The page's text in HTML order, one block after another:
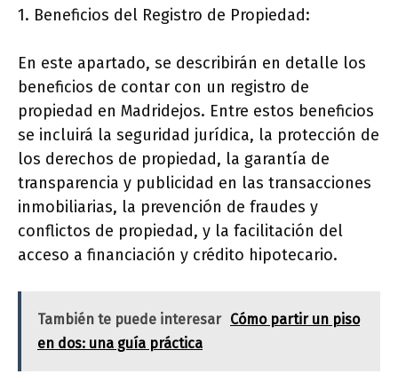
1. Beneficios del Registro de Propiedad:
En este apartado, se describirán en detalle los
beneficios de contar con un registro de
propiedad en Madridejos. Entre estos beneficios
se incluirá la seguridad jurídica, la protección de
los derechos de propiedad, la garantía de
transparencia y publicidad en las transacciones
inmobiliarias, la prevención de fraudes y
conflictos de propiedad, y la facilitación del
acceso a financiación y crédito hipotecario.
También te puede interesar Cómo partir un piso
en dos: una guía práctica